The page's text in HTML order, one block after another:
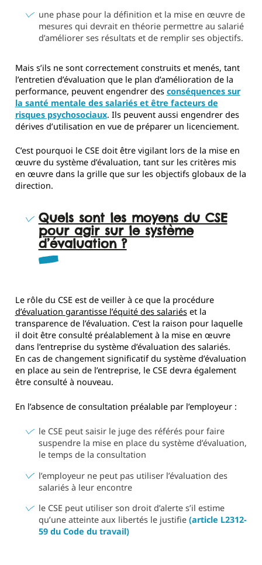
une phase pour la définition et la mise en œuvre de
mesures qui devrait en théorie permettre au salarié
d’améliorer ses résultats et de remplir ses objectifs.
Mais s’ils ne sont correctement construits et menés, tant
l’entretien d’évaluation que le plan d’amélioration de la
performance, peuvent engendrer des conséquences sur
la santé mentale des salariés et être facteurs de
risques psychosociaux. Ils peuvent aussi engendrer des
dérives d’utilisation en vue de préparer un licenciement.
C’est pourquoi le CSE doit être vigilant lors de la mise en
œuvre du système d’évaluation, tant sur les critères mis
en œuvre dans la grille que sur les objectifs globaux de la
direction.
Quels sont les moyens du CSE
pour agir sur le système
d’évaluation ?
Le rôle du CSE est de veiller à ce que la procédure
d’évaluation garantisse l’équité des salariéset la
transparence de l’évaluation. C’est la raison pour laquelle
il doit être consulté préalablement à la mise en œuvre
dans l’entreprise du système d’évaluation des salariés.
En cas de changement significatif du système d’évaluation
en place au sein de l’entreprise, le CSE devra également
être consulté à nouveau.
En l’absence de consultation préalable par l’employeur :
le CSE peut saisir le juge des référés pour faire
suspendre la mise en place du système d’évaluation,
le temps de la consultation
l’employeur ne peut pas utiliser l’évaluation des
salariés à leur encontre
le CSE peut utiliser son droit d’alerte s’il estime
qu’une atteinte aux libertés le justifie (article L2312-
59 du Code du travail)